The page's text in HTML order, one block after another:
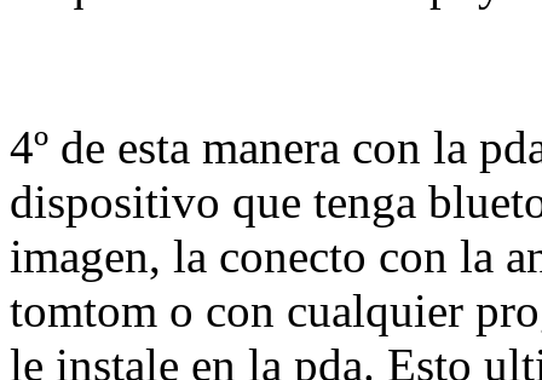
4º de esta manera con la
dispositivo que tenga
imagen, la conecto con la
tomtom o con cualquier
le instale en la pda. Esto